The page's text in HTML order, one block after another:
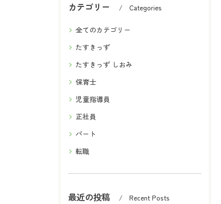
カテゴリー Categories
全てのカテゴリー
たすきっず
たすきっず しおみ
保育士
児童指導員
正社員
パート
転職
最近の投稿 Recent Posts